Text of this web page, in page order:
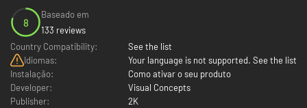
8
Baseado em
133 reviews
Country Compatibility:
See the list
Idiomas:
Your language is not supported. See the list
Instalação:
Como ativar o seu produto
Developer:
Visual Concepts
Publisher:
2K